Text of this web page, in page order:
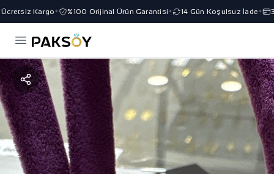
Kargo✦ %100 Orijinal Ürün Garantisi✦ 14 Gün Koşulsuz İade ✦ 3